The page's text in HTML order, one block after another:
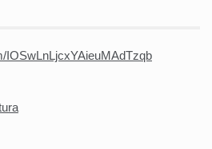
IOSwLnLjcxYAieuMAdTzqb